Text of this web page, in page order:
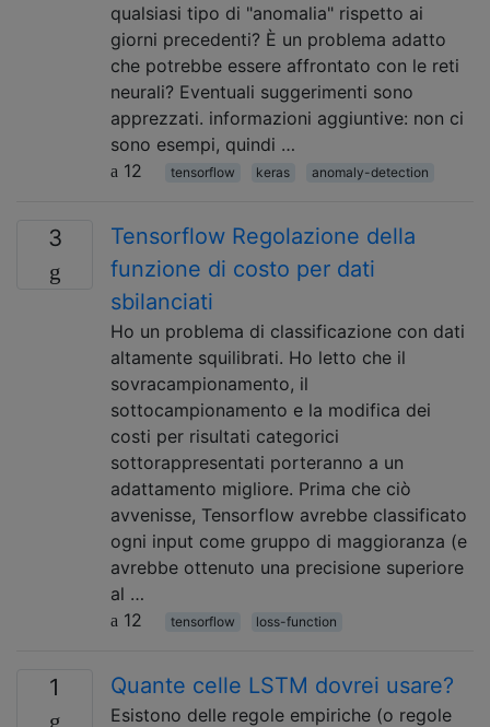
qualsiasi tipo di "anomalia" rispetto ai
giorni precedenti? È un problema adatto
che potrebbe essere affrontato con le reti
neurali? Eventuali suggerimenti sono
apprezzati. informazioni aggiuntive: non ci
sono esempi, quindi …
12
tensorflow keras anomaly-detection
3
Tensorflow Regolazione della
funzione di costo per dati
sbilanciati
Ho un problema di classificazione con dati
altamente squilibrati. Ho letto che il
sovracampionamento, il
sottocampionamento e la modifica dei
costi per risultati categorici
sottorappresentati porteranno a un
adattamento migliore. Prima che ciò
avvenisse, Tensorflow avrebbe classificato
ogni input come gruppo di maggioranza (e
avrebbe ottenuto una precisione superiore
al …
12
tensorflow loss-function
1 Quante celle LSTM dovrei usare?
Esistono delle regole empiriche (o regole